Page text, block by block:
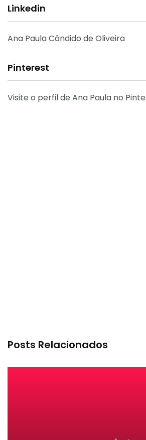
Linkedin
Ana Paula Cândido de Oliveira
Pinterest
Visite o perfil de Ana Paula no
Posts Relacionados